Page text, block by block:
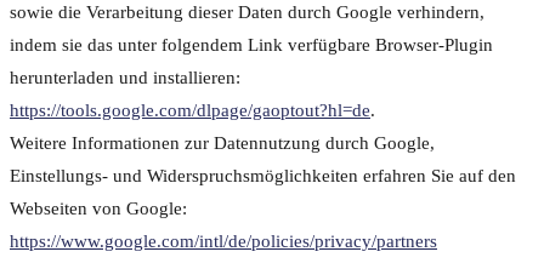
sowie die Verarbeitung dieser Daten durch Google verhindern,
indem sie das unter folgendem Link verfügbare Browser-Plugin
herunterladen und installieren:
https://tools.google.com/dlpage/gaoptout?hl=de.
Weitere Informationen zur Datennutzung durch Google,
Einstellungs- und Widerspruchsmöglichkeiten erfahren Sie auf den
Webseiten von Google:
https://www.google.com/intl/de/policies/privacy/partners